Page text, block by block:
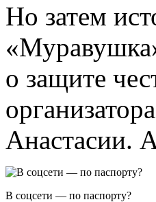
Но затем
о защите
Анастасии.
В соцсети — по паспорту?